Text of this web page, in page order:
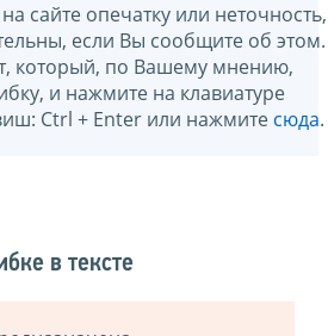
сайте опечатку или неточность,
если Вы сообщите об этом.
который, по Вашему мнению,
и нажмите на клавиатуре
Ctrl + Enter или нажмите сюда.
в тексте